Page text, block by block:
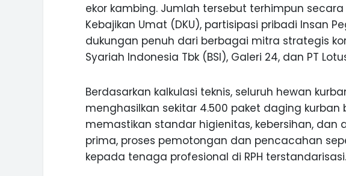
ekor kambing. Jumlah tersebut terhimpun
Kebajikan Umat (DKU), partisipasi pribadi Insan
dukungan penuh dari berbagai mitra strategis
Syariah Indonesia Tbk (BSI), Galeri 24, dan PT
Berdasarkan kalkulasi teknis, seluruh hewan
menghasilkan sekitar 4.500 paket daging kurban
memastikan standar higienitas, kebersihan, dan
prima, proses pemotongan dan pencacahan
kepada tenaga profesional di RPH terstandarisasi.